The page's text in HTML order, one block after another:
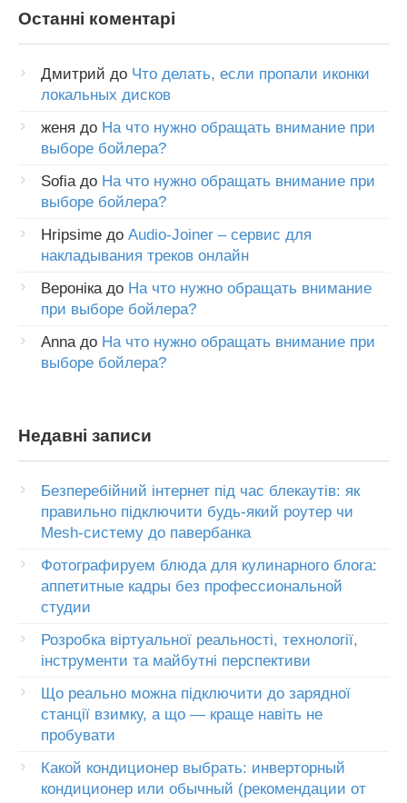
Останні коментарі
Дмитрий до Что делать, если пропали иконки
локальных дисков
женя до На что нужно обращать внимание при
выборе бойлера?
Sofiaдо На что нужно обращать внимание при
выборе бойлера?
Hripsime до Audio-Joiner – сервис для
накладывания треков онлайн
Веронікадо На что нужно обращать внимание
при выборе бойлера?
Annaдо На что нужно обращать внимание при
выборе бойлера?
Недавні записи
Безперебійний інтернет під час блекаутів: як
правильно підключити будь-який роутер чи
Mesh-систему до павербанка
Фотографируем блюда для кулинарного блога:
аппетитные кадры без профессиональной
студии
Розробка віртуальної реальності, технології,
інструменти та майбутні перспективи
Що реально можна підключити до зарядної
станції взимку, а що — краще навіть не
пробувати
Какой кондиционер выбрать: инверторный
кондиционер или обычный (рекомендации от